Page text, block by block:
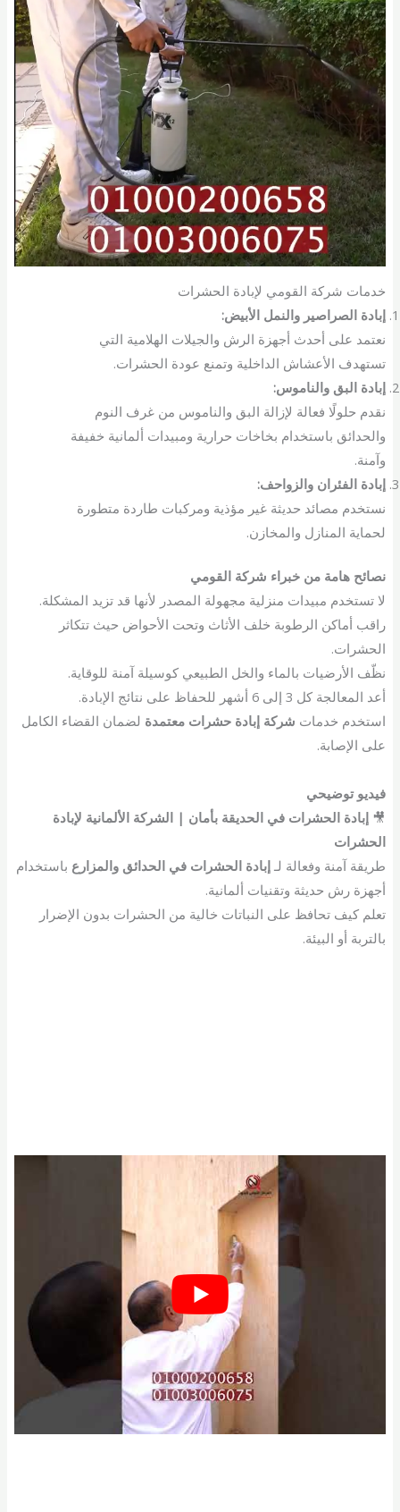
خدمات شركة القومي لإبادة الحشرات
إبادة الصراصير والنمل الأبيض:
نعتمد على أحدث أجهزة الرش والجيلات الهلامية التي
تستهدف الأعشاش الداخلية وتمنع عودة الحشرات.
إبادة البق والناموس:
نقدم حلولًا فعالة لإزالة البق والناموس من غرف النوم
والحدائق باستخدام بخاخات حرارية ومبيدات ألمانية خفيفة
وآمنة.
إبادة الفئران والزواحف:
نستخدم مصائد حديثة غير مؤذية ومركبات طاردة متطورة
لحماية المنازل والمخازن.
نصائح هامة من خبراء شركة القومي
لا تستخدم مبيدات منزلية مجهولة المصدر لأنها قد تزيد المشكلة.
راقب أماكن الرطوبة خلف الأثاث وتحت الأحواض حيث تتكاثر
الحشرات.
نظّف الأرضيات بالماء والخل الطبيعي كوسيلة آمنة للوقاية.
أعد المعالجة كل 3 إلى 6 أشهر للحفاظ على نتائج الإبادة.
استخدم خدمات شركة إبادة حشرات معتمدة لضمان القضاء الكامل
على الإصابة.
فيديو توضيحي
🎥 إبادة الحشرات في الحديقة بأمان | الشركة الألمانية لإبادة
الحشرات
طريقة آمنة وفعالة لـ إبادة الحشرات في الحدائق والمزارع باستخدام
أجهزة رش حديثة وتقنيات ألمانية.
تعلم كيف تحافظ على النباتات خالية من الحشرات بدون الإضرار
بالتربة أو البيئة.